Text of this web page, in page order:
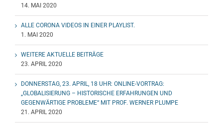
14. MAI 2020
ALLE CORONA VIDEOS IN EINER PLAYLIST.
1. MAI 2020
WEITERE AKTUELLE BEITRÄGE
23. APRIL 2020
DONNERSTAG, 23. APRIL, 18 UHR: ONLINE-VORTRAG:
„GLOBALISIERUNG – HISTORISCHE ERFAHRUNGEN UND
GEGENWÄRTIGE PROBLEME“ MIT PROF. WERNER PLUMPE
21. APRIL 2020